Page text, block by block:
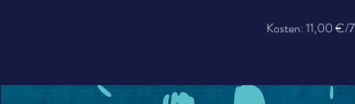
Kosten: 11,00 €/